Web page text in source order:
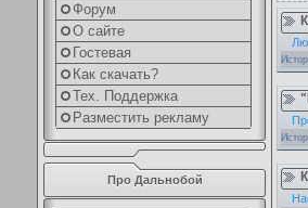
Форум
О сайте
Гостевая
Как скачать?
Тех. Поддержка
Разместить рекламу
Про Дальнобой